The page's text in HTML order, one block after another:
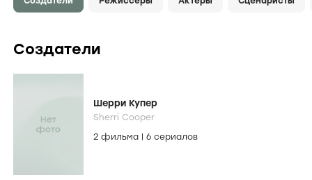
Создатели
Шерри Купер
Sherri Cooper
2 фильма
6 сериалов